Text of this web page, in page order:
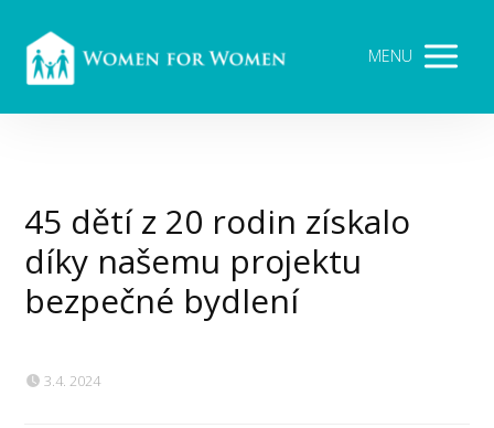
MENU
45 dětí z 20 rodin získalo
díky našemu projektu
bezpečné bydlení
3.4. 2024